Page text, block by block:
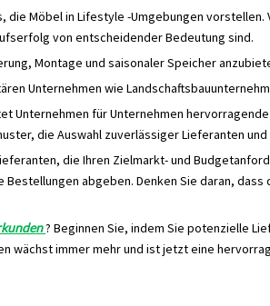
Möbel in Lifestyle -Umgebungen
von entscheidender Bedeutung sind.
Montage und saisonaler Speicher
Unternehmen wie
Unternehmen für Unternehmen
die Auswahl zuverlässiger Lieferanten
die Ihren Zielmarkt- und
abgeben. Denken Sie daran,
? Beginnen Sie, indem Sie potenzielle
wächst immer mehr und ist jetzt eine